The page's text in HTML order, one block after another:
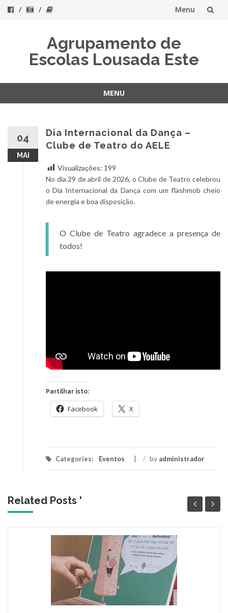
Menu
content
Agrupamento de
Escolas Lousada Este
MENU
04
MAI
Dia Internacional da Dança –
Clube de Teatro do AELE
Visualizações: 199
No dia 29 de abril de 2026, o Clube de Teatro celebrou
o Dia Internacional da Dança com um flashmob cheio
de energia e boa disposição.
O Clube de Teatro agradece a presença de
todos!
Partilhar isto:
Facebook X
Categories: Eventos / by administrador
Related Posts '